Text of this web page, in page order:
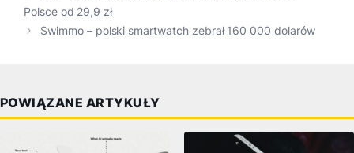
Polsce od 29,9 zł
Swimmo – polski smartwatch zebrał 160 000 dolarów
POWIĄZANE ARTYKUŁY